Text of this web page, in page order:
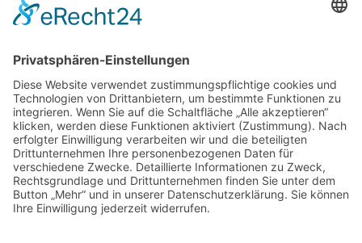
Kähler (Schatzmeister)
E-Mail:
info@stoertebeker-liekendeeler.de
©Störtebeker Liekendeeler e. V. , alle Rechte
vorbehalten